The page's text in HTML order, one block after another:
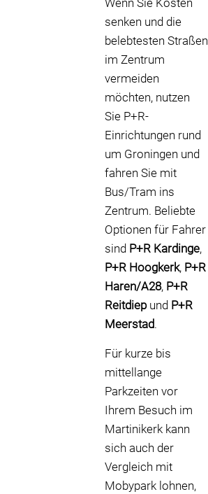
Wenn Sie Kosten
senken und die
belebtesten Straßen
im Zentrum
vermeiden
möchten, nutzen
Sie P+R-
Einrichtungen rund
um Groningen und
fahren Sie mit
Bus/Tram ins
Zentrum. Beliebte
Optionen für Fahrer
sind P+R Kardinge,
P+R Hoogkerk, P+R
Haren/A28, P+R
Reitdiepund P+R
Meerstad.
Für kurze bis
mittellange
Parkzeiten vor
Ihrem Besuch im
Martinikerk kann
sich auch der
Vergleich mit
Mobypark lohnen,